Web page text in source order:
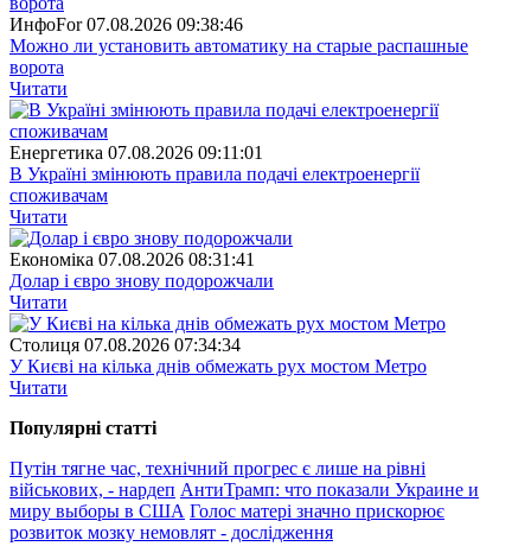
ИнфоFor 07.08.2026 09:38:46
Можно ли установить автоматику на старые распашные
ворота
Читати
Енергетика 07.08.2026 09:11:01
В Україні змінюють правила подачі електроенергії
споживачам
Читати
Економіка 07.08.2026 08:31:41
Долар і євро знову подорожчали
Читати
Столиця 07.08.2026 07:34:34
У Києві на кілька днів обмежать рух мостом Метро
Читати
Популярнi статтi
Путін тягне час, технічний прогрес є лише на рівні
військових, - нардеп АнтиТрамп: что показали Украине и
миру выборы в США Голос матері значно прискорює
розвиток мозку немовлят - дослідження